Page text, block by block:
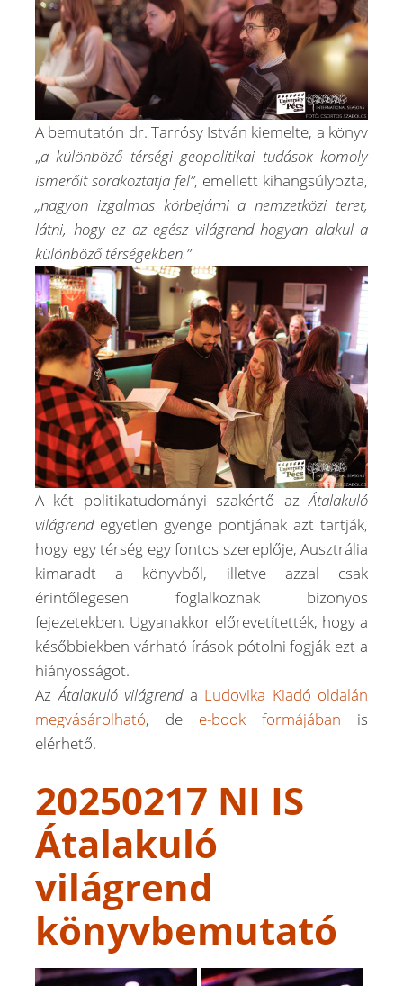
A bemutatón dr. Tarrósy István kiemelte, a könyv
„a különböző térségi geopolitikai tudások komoly
ismerőit sorakoztatja fel”, emellett kihangsúlyozta,
„nagyon izgalmas körbejárni a nemzetközi teret,
látni, hogy ez az egész világrend hogyan alakul a
különböző térségekben.”
A két politikatudományi szakértő azÁtalakuló
világrendegyetlen gyenge pontjának azt tartják,
hogy egy térség egy fontos szereplője, Ausztrália
kimaradt a könyvből, illetve azzal csak
érintőlegesen foglalkoznak bizonyos
fejezetekben. Ugyanakkor előrevetítették, hogy a
későbbiekben várható írások pótolni fogják ezt a
hiányosságot.
AzÁtalakuló világrenda Ludovika Kiadó oldalán
megvásárolható, de e-book formájában is
elérhető.
20250217 NI IS
Átalakuló
világrend
könyvbemutató